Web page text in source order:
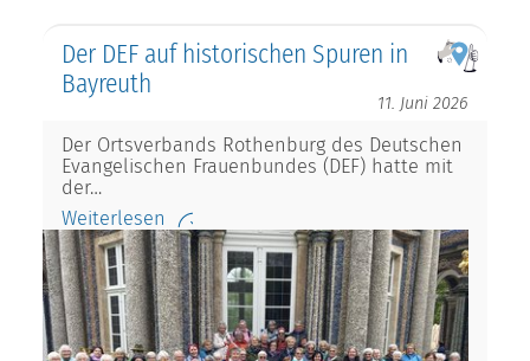
Der DEF auf historischen Spuren in
Bayreuth
11. Juni 2026
Der Ortsverbands Rothenburg des Deutschen
Evangelischen Frauenbundes (DEF) hatte mit
der…
Weiterlesen